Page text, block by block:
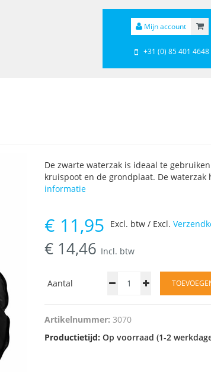
Mijn account
+31 (0) 85 401 4648
De zwarte waterzak is ideaal te
kruispoot en de grondplaat. De
informatie
€ 11,95
€ 14,46 Incl. btw
Excl. btw / Excl.
Aantal
Artikelnummer: 3070
Productietijd: Op voorraad (1-2